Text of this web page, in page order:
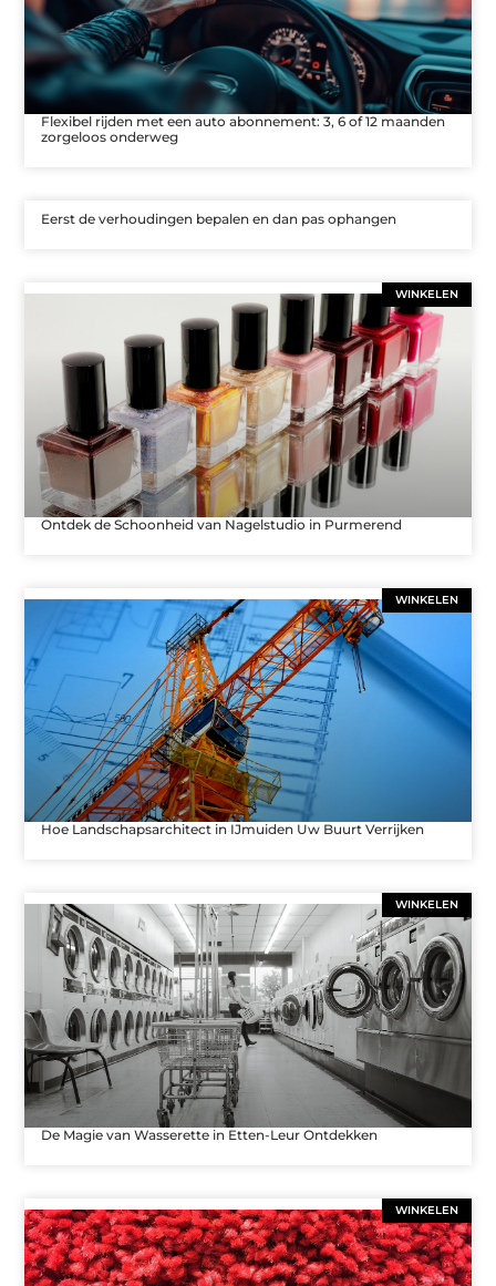
Flexibel rijden met een auto abonnement: 3, 6 of 12 maanden
zorgeloos onderweg
Eerst de verhoudingen bepalen en dan pas ophangen
WINKELEN
Ontdek de Schoonheid van Nagelstudio in Purmerend
WINKELEN
Hoe Landschapsarchitect in IJmuiden Uw Buurt Verrijken
WINKELEN
De Magie van Wasserette in Etten-Leur Ontdekken
WINKELEN